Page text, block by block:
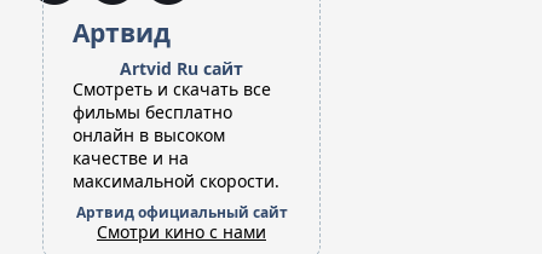
Артвид
Artvid Ru сайт
Cмотреть и скачать все
фильмы бесплатно
онлайн в высоком
качестве и на
максимальной скорости.
Артвид официальный сайт
Смотри кино с нами